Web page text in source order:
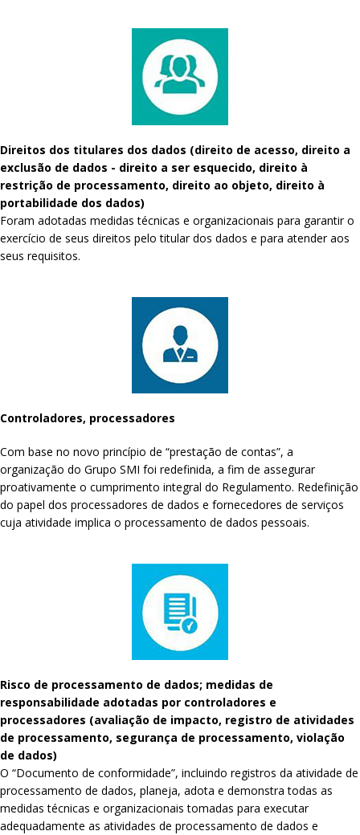
Direitos dos titulares dos dados (direito de acesso, direito a
exclusão de dados - direito a ser esquecido, direito à
restrição de processamento, direito ao objeto, direito à
portabilidade dos dados)
Foram adotadas medidas técnicas e organizacionais para garantir o
exercício de seus direitos pelo titular dos dados e para atender aos
seus requisitos.
Controladores, processadores
Com base no novo princípio de “prestação de contas”, a
organização do Grupo SMI foi redefinida, a fim de assegurar
proativamente o cumprimento integral do Regulamento. Redefinição
do papel dos processadores de dados e fornecedores de serviços
cuja atividade implica o processamento de dados pessoais.
Risco de processamento de dados; medidas de
responsabilidade adotadas por controladores e
processadores (avaliação de impacto, registro de atividades
de processamento, segurança de processamento, violação
de dados)
O “Documento de conformidade”, incluindo registros da atividade de
processamento de dados, planeja, adota e demonstra todas as
medidas técnicas e organizacionais tomadas para executar
adequadamente as atividades de processamento de dados e